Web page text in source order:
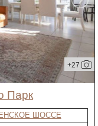
+27
Парк
ШОССЕ